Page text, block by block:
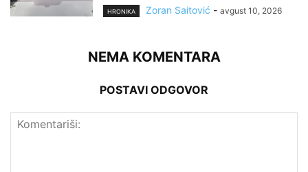
HRONIKA Zoran Saitović - avgust 10, 2026
NEMA KOMENTARA
POSTAVI ODGOVOR